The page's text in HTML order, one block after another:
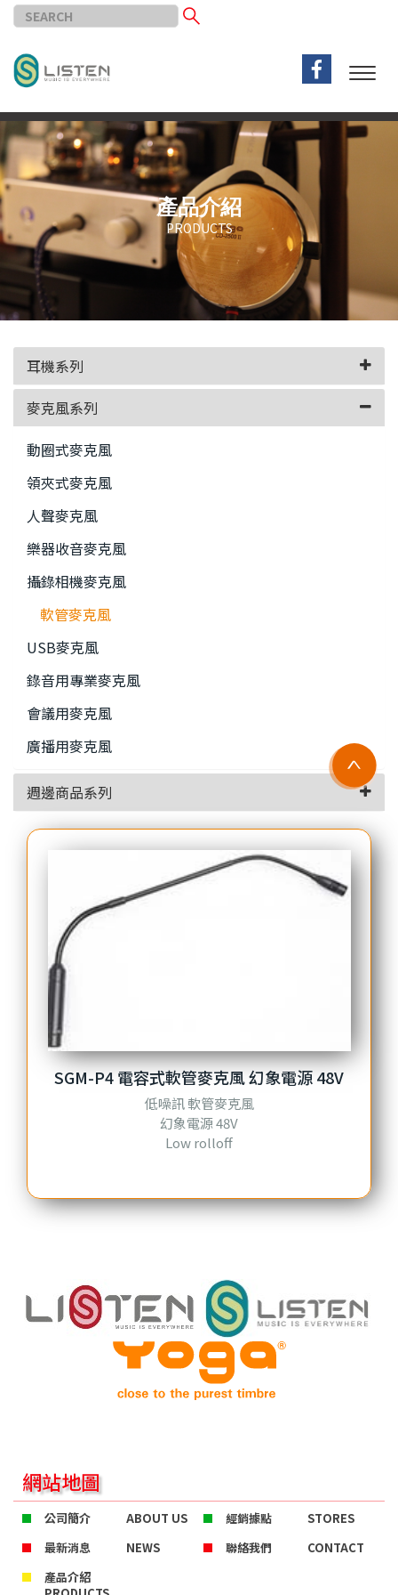
產品介紹
PRODUCTS
耳機系列
麥克風系列
動圈式麥克風
領夾式麥克風
人聲麥克風
樂器收音麥克風
攝錄相機麥克風
軟管麥克風
USB麥克風
錄音用專業麥克風
會議用麥克風
廣播用麥克風
週邊商品系列
SGM-P4 電容式軟管麥克風 幻象電源 48V
低噪訊 軟管麥克風
幻象電源 48V
Low rolloff
網站地圖
公司簡介 ABOUT US 經銷據點
STORES
最新消息
NEWS 聯絡我們
CONTACT
產品介紹